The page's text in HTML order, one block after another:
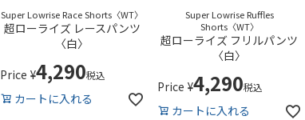
Super Lowrise Race Shorts〈WT〉
超ローライズ レースパンツ
〈白〉
Price ¥4,290税込
カートに入れる
Super Lowrise Ruffles
Shorts〈WT〉
超ローライズ フリルパンツ
〈白〉
Price ¥4,290税込
カートに入れる